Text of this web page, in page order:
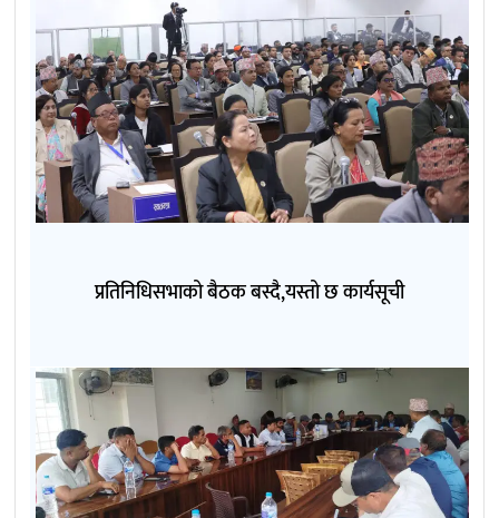
प्रतिनिधिसभाको बैठक बस्दै,यस्तो छ कार्यसूची